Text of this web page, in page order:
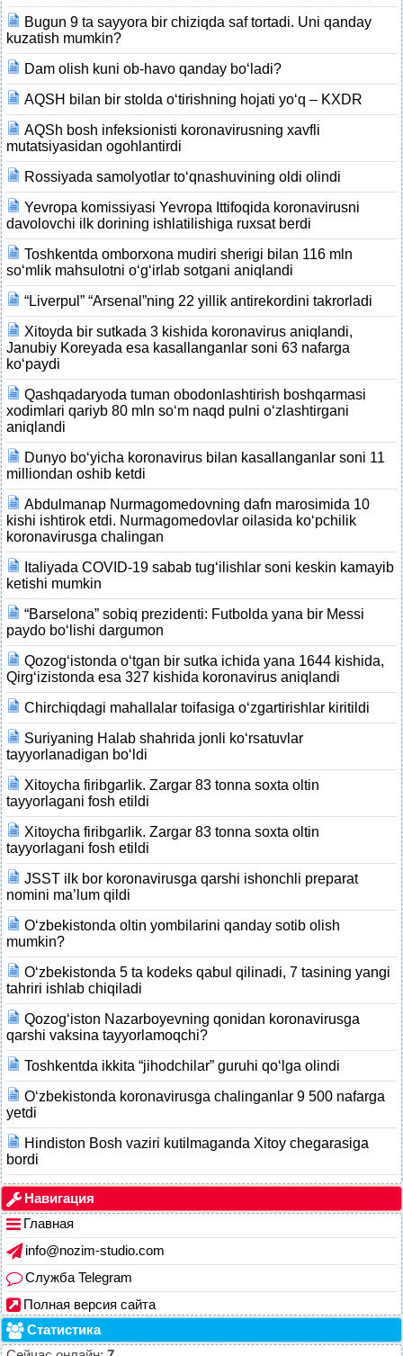
Bugun 9 ta sayyora bir chiziqda saf tortadi. Uni qanday
kuzatish mumkin?
Dam olish kuni ob-havo qanday bo‘ladi?
AQSH bilan bir stolda o‘tirishning hojati yo‘q – KXDR
AQSh bosh infeksionisti koronavirusning xavfli
mutatsiyasidan ogohlantirdi
Rossiyada samolyotlar to‘qnashuvining oldi olindi
Yevropa komissiyasi Yevropa Ittifoqida koronavirusni
davolovchi ilk dorining ishlatilishiga ruxsat berdi
Toshkentda omborxona mudiri sherigi bilan 116 mln
so‘mlik mahsulotni o‘g‘irlab sotgani aniqlandi
“Liverpul” “Arsenal”ning 22 yillik antirekordini takrorladi
Xitoyda bir sutkada 3 kishida koronavirus aniqlandi,
Janubiy Koreyada esa kasallanganlar soni 63 nafarga
ko‘paydi
Qashqadaryoda tuman obodonlashtirish boshqarmasi
xodimlari qariyb 80 mln so‘m naqd pulni o‘zlashtirgani
aniqlandi
Dunyo bo‘yicha koronavirus bilan kasallanganlar soni 11
milliondan oshib ketdi
Abdulmanap Nurmagomedovning dafn marosimida 10
kishi ishtirok etdi. Nurmagomedovlar oilasida ko‘pchilik
koronavirusga chalingan
Italiyada COVID-19 sabab tug‘ilishlar soni keskin kamayib
ketishi mumkin
“Barselona” sobiq prezidenti: Futbolda yana bir Messi
paydo bo‘lishi dargumon
Qozog‘istonda o‘tgan bir sutka ichida yana 1644 kishida,
Qirg‘izistonda esa 327 kishida koronavirus aniqlandi
Chirchiqdagi mahallalar toifasiga o‘zgartirishlar kiritildi
Suriyaning Halab shahrida jonli ko‘rsatuvlar
tayyorlanadigan bo‘ldi
Xitoycha firibgarlik. Zargar 83 tonna soxta oltin
tayyorlagani fosh etildi
Xitoycha firibgarlik. Zargar 83 tonna soxta oltin
tayyorlagani fosh etildi
JSST ilk bor koronavirusga qarshi ishonchli preparat
nomini ma’lum qildi
O‘zbekistonda oltin yombilarini qanday sotib olish
mumkin?
O‘zbekistonda 5 ta kodeks qabul qilinadi, 7 tasining yangi
tahriri ishlab chiqiladi
Qozog‘iston Nazarboyevning qonidan koronavirusga
qarshi vaksina tayyorlamoqchi?
Toshkentda ikkita “jihodchilar” guruhi qo‘lga olindi
O‘zbekistonda koronavirusga chalinganlar 9 500 nafarga
yetdi
Hindiston Bosh vaziri kutilmaganda Xitoy chegarasiga
bordi
Навигация
Главная
info@nozim-studio.com
Служба Telegram
Полная версия сайта
Статистика